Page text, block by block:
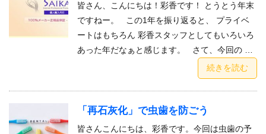
皆さん、こんにちは！彩香です！ とうとう年末
ですねー。 この1年を振り返ると、 プライベ
ートはもちろん 彩香スタッフとしてもいろいろ
あった年だなぁと感じます。 さて、今回の …
続きを読む
「再石灰化」で虫歯を防ごう
皆さんこんにちは、彩香です。今回は虫歯の予